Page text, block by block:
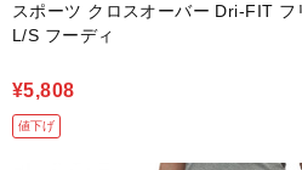
スポーツ クロスオーバー Dri-FIT フ
L/S フーディ
¥5,808
値下げ